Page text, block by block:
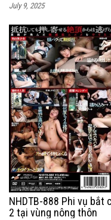
July 9, 2025
NHDTB-888 Phi vụ bắt
2 tại vùng nông thôn